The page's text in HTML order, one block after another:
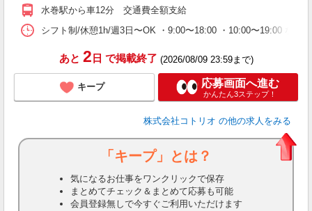
水巻駅から車12分 交通費全額支給
シフト制/休憩1h/週3日〜OK ・9:00〜18:00 ・10:00〜19:00 など
あと 2 日 で掲載終了 (2026/08/09 23:59まで)
キープ 応募画面へ進む
かんたん3ステップ！
株式会社コトリオ の他の求人をみる
「キープ」とは？
気になるお仕事をワンクリックで保存
まとめてチェック＆まとめて応募も可能
会員登録無しで今すぐご利用いただけます